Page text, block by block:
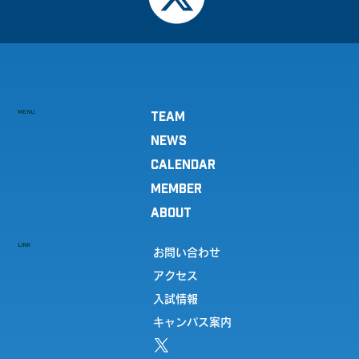
MENU
TEAM
NEWS
CALENDAR
MEMBER
ABOUT
LINK
お問い合わせ
アクセス
入試情報
キャンパス案内